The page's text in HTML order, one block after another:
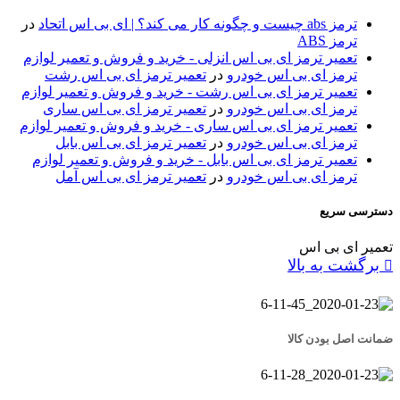
ترمز abs چیست و چگونه کار می کند؟ | ای بی اس اتحاد
در
ترمز ABS
تعمیر ترمز ای بی اس انزلی - خرید و فروش و تعمیر لوازم
ترمز ای بی اس خودرو در تعمیر ترمز ای بی اس رشت
تعمیر ترمز ای بی اس رشت - خرید و فروش و تعمیر لوازم
ترمز ای بی اس خودرو در تعمیر ترمز ای بی اس ساری
تعمیر ترمز ای بی اس ساری - خرید و فروش و تعمیر لوازم
ترمز ای بی اس خودرو در تعمیر ترمز ای بی اس بابل
تعمیر ترمز ای بی اس بابل - خرید و فروش و تعمیر لوازم
ترمز ای بی اس خودرو در تعمیر ترمز ای بی اس آمل
دسترسی سریع
تعمیر ای بی اس
برگشت به بالا
ضمانت اصل بودن کالا